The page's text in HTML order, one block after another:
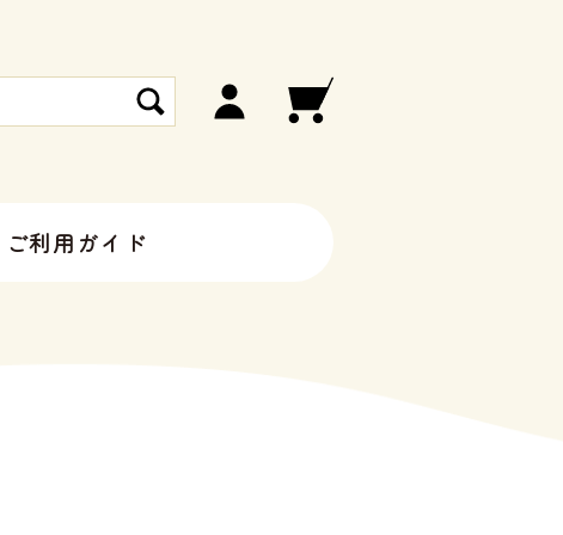
ご利用ガイド